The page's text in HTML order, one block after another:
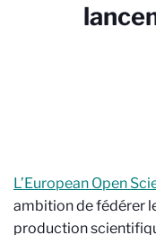
L’European Open
ambition de fédérer
production